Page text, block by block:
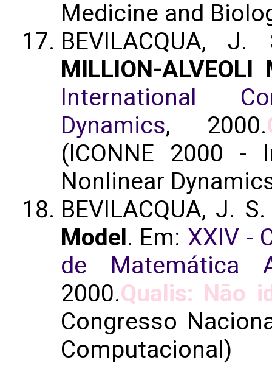
Medicine and
BEVILACQUA,
MILLION-ALVEOLI
International
Dynamics, 2000.
(ICONNE 2000 -
Nonlinear
BEVILACQUA, J.
Model. Em: XXIV -
de Matemática
2000.Qualis: Não
Congresso
Computacional)